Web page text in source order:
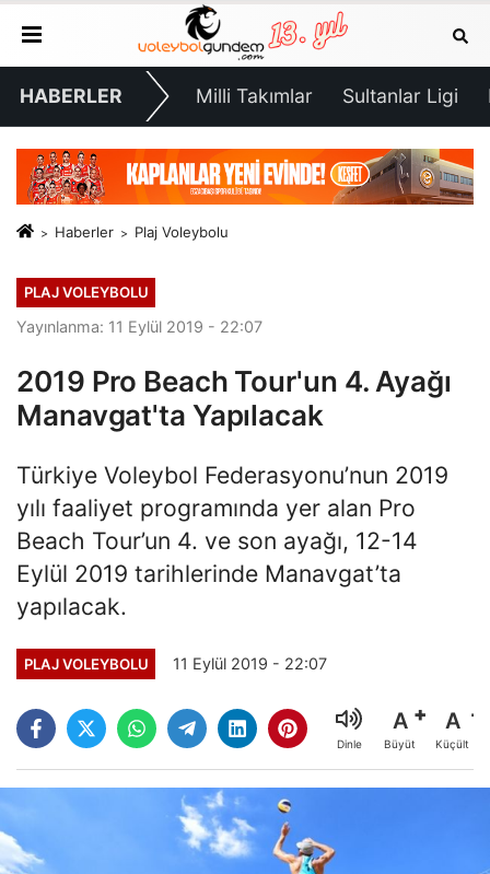
HABERLER Milli Takımlar Sultanlar Ligi
Haberler Plaj Voleybolu
PLAJ VOLEYBOLU
Yayınlanma: 11 Eylül 2019 - 22:07
2019 Pro Beach Tour'un 4. Ayağı
Manavgat'ta Yapılacak
Türkiye Voleybol Federasyonu’nun 2019
yılı faaliyet programında yer alan Pro
Beach Tour’un 4. ve son ayağı, 12-14
Eylül 2019 tarihlerinde Manavgat’ta
yapılacak.
PLAJ VOLEYBOLU 11 Eylül 2019 - 22:07
Dinle
A
Büyüt
A
Küçült